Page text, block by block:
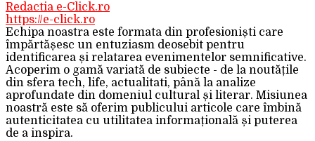
Redactia e-Click.ro
https://e-click.ro
Echipa noastra este formata din profesioniști care
împărtășesc un entuziasm deosebit pentru
identificarea și relatarea evenimentelor semnificative.
Acoperim o gamă variată de subiecte - de la noutățile
din sfera tech, life, actualitati, până la analize
aprofundate din domeniul cultural și literar. Misiunea
noastră este să oferim publicului articole care îmbină
autenticitatea cu utilitatea informațională și puterea
de a inspira.